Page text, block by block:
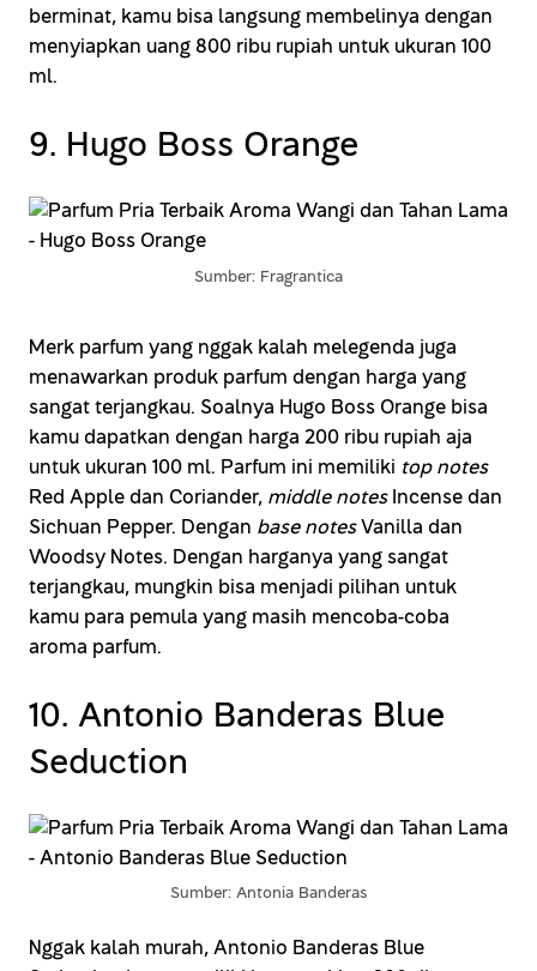
berminat, kamu bisa langsung membelinya dengan
menyiapkan uang 800 ribu rupiah untuk ukuran 100
ml.
9. Hugo Boss Orange
Sumber: Fragrantica
Merk parfum yang nggak kalah melegenda juga
menawarkan produk parfum dengan harga yang
sangat terjangkau. Soalnya Hugo Boss Orange bisa
kamu dapatkan dengan harga 200 ribu rupiah aja
untuk ukuran 100 ml. Parfum ini memiliki top notes
Red Apple dan Coriander, middle notes Incense dan
Sichuan Pepper. Dengan base notesVanilla dan
Woodsy Notes. Dengan harganya yang sangat
terjangkau, mungkin bisa menjadi pilihan untuk
kamu para pemula yang masih mencoba-coba
aroma parfum.
10. Antonio Banderas Blue
Seduction
Sumber: Antonia Banderas
Nggak kalah murah, Antonio Banderas Blue